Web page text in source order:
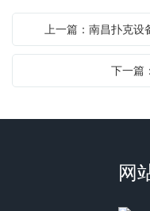
上一篇：南昌扑克设
下一篇
网